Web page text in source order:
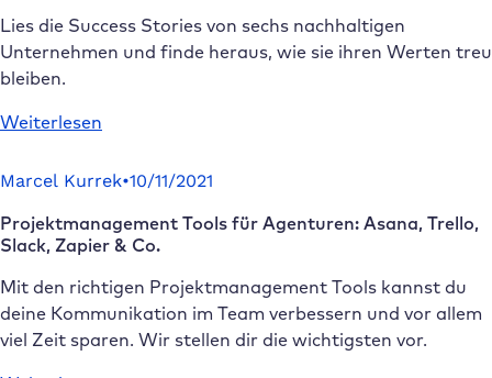
Agenturen:
Lies die Success Stories von sechs nachhaltigen
Unternehmen und finde heraus, wie sie ihren Werten treu
bleiben.
Weiterlesen
nachhaltige
teilen
ihre
Success
Stories
Marcel Kurrek•10/11/2021
Projektmanagement Tools für Agenturen: Asana, Trello,
Slack, Zapier & Co.
Mit den richtigen Projektmanagement Tools kannst du
deine Kommunikation im Team verbessern und vor allem
viel Zeit sparen. Wir stellen dir die wichtigsten vor.